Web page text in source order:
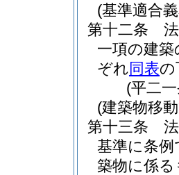
(基準適合
第十二条
一項の建
ぞれ同表の
(平二
(建築物移
第十三条
基準に条
築物に係